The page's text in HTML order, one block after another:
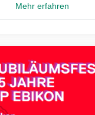
Mehr erfahren